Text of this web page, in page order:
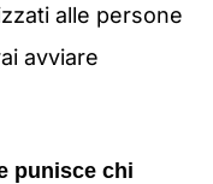
alle persone
avviare
punisce chi